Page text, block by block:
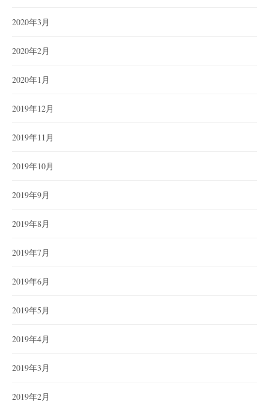
2020年3月
2020年2月
2020年1月
2019年12月
2019年11月
2019年10月
2019年9月
2019年8月
2019年7月
2019年6月
2019年5月
2019年4月
2019年3月
2019年2月